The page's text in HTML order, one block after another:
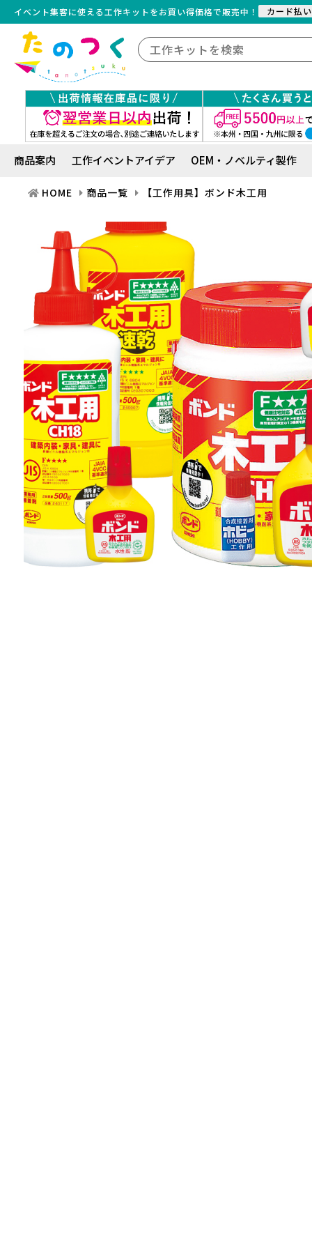
イベント集客に使える工作キットをお買い得価格で販売中！ カード払い
商品案内 工作イベントアイデア OEM・ノベルティ製作
HOME 商品一覧 【工作用具】ボンド木工用